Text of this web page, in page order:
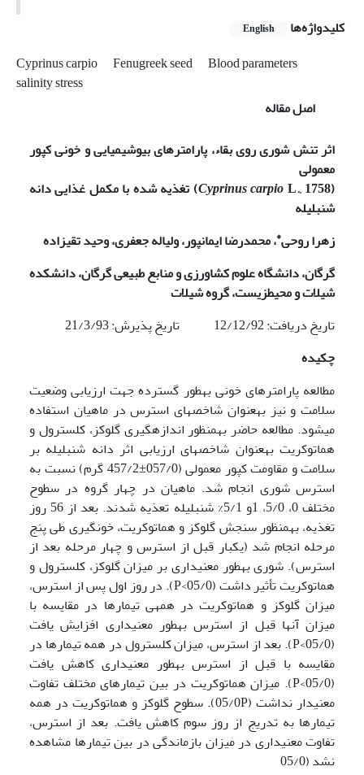
کلیدواژه‌ها
English
Cyprinus carpio Fenugreek seed
Blood parameters
salinity stress
اصل مقاله
اثر تنش شوری روی بقاء، پارامترهای بیوشیمیایی و خونی کپور
معمولی
(
Cyprinus carpioL., 1758
) تغذیه شده با مکمل غذایی دانه
شنبلیله
زهرا روحی*، محمدرضا ایمان­پور، ولی­اله جعفری، وحید تقی­زاده
گرگان، دانشگاه علوم کشاورزی و منابع طبیعی گرگان، دانشکده
شیلات و محیط­زیست، گروه شیلات
تاریخ دریافت: 12/12/92 تاریخ پذیرش: 21/3/93
چکیده
مطالعه پارامترهای خونی به­طور گسترده جهت ارزیابی وضعیت
سلامت و نیز به­عنوان شاخص­های استرس در ماهیان استفاده
می­شود. مطالعه حاضر به­منظور اندازه­گیری گلوکز، کلسترول و
هماتوکریت به­عنوان شاخص­های ارزیابی اثر دانه شنبلیله بر
سلامت و مقاومت کپور معمولی (057/0±457/2 گرم) نسبت به
استرس شوری انجام شد. ماهیان در چهار گروه در سطوح
مختلف 0، 5/0، 1و 5/1% شنبلیله تعذیه شدند. بعد از 56 روز
تغذیه، به­منظور سنجش گلوکز و هماتوکریت، خون­گیری طی پنج
مرحله انجام شد (یکبار قبل از استرس و چهار مرحله بعد از
استرس). شوری به­طور معنی­داری بر میزان گلوکز، کلسترول و
هماتوکریت تأثیر داشت (05/0>P). در روز اول پس از استرس،
میزان گلوکز و هماتوکریت در همه­ی تیمارها در مقایسه با
میزان آن­ها قبل از استرس به­طور معنی­داری افزایش یافت
(05/0>P). بعد از استرس، میزان کلسترول در همه تیمارها در
مقایسه با قبل از استرس به­طور معنی­داری کاهش یافت
(05/0>P). میزان هماتوکریت در بین تیمارهای مختلف تفاوت
معنی­دار نداشت (05/0P). سطوح گلوکز و هماتوکریت در همه
تیمارها به تدریج از روز سوم کاهش یافت. بعد از استرس،
تفاوت معنی­داری در میزان بازماندگی در بین تیمارها مشاهده
نشد (05/0